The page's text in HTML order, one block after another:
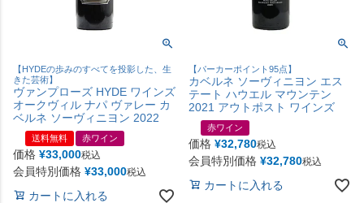
【HYDEの歩みのすべてを投影した、生
きた芸術】
ヴァンプローズ HYDE ワインズ
オークヴィル ナパ ヴァレー カ
ベルネ ソーヴィニヨン 2022
送料無料 赤ワイン
価格 ¥33,000税込
会員特別価格 ¥33,000税込
カートに入れる
【パーカーポイント95点】
カベルネ ソーヴィニヨン エス
テート ハウエル マウンテン
2021 アウトポスト ワインズ
赤ワイン
価格 ¥32,780税込
会員特別価格 ¥32,780税込
カートに入れる